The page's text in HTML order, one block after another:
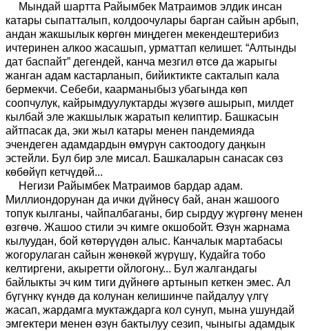
Мындай шартта Райымбек Матраимов элдик инсан
катары сыпатталып, колдоочулары барган сайын арбып,
андан жакшылык көргөн миңдеген мекендештерибиз
ичтеринен алкоо жасашып, урматтап келишет. “Алтынды
дат баспайт” дегендей, канча мезгил өтсө да жарыгы
жанган адам кастарланып, бийиктикте сакталып кала
бермекчи. Себеби, каарманыбыз убагында көп
соопчулук, кайрымдуулуктарды жүзөгө ашырып, милдет
кылбай эле жакшылык жаратып келиптир. Башкасын
айтпасак да, эки жыл катары менен пандемияда
эчендеген адамдардын өмүрүн сактоодогу даңкын
эстейли. Бул бир эле мисал. Башкаларын санасак сөз
көбөйүп кетчүдөй...
Негизи Райымбек Матраимов бардар адам.
Миллиондорунан да ички дүйнөсү бай, анан жашоого
топук кылганы, чайпалбаганы, бир сырдуу жүргөнү менен
өзгөчө. Жашоо стили эч кимге окшобойт. Өзүн жарнама
кылуудан, бой көтөрүүдөн алыс. Канчалык мартабасы
жогорулаган сайын жөнөкөй жүрүшү, Кудайга тобо
келтиргени, акыретти ойлогону... Бул жалгандагы
байлыкты эч ким тиги дүйнөгө артынып кеткен эмес. Ал
бүгүнкү күндө да колунан келишинче пайдалуу үлгү
жасап, жардамга муктаждарга кол сунуп, мына ушундай
эмгектери менен өзүн бактылуу сезип, чыныгы адамдык